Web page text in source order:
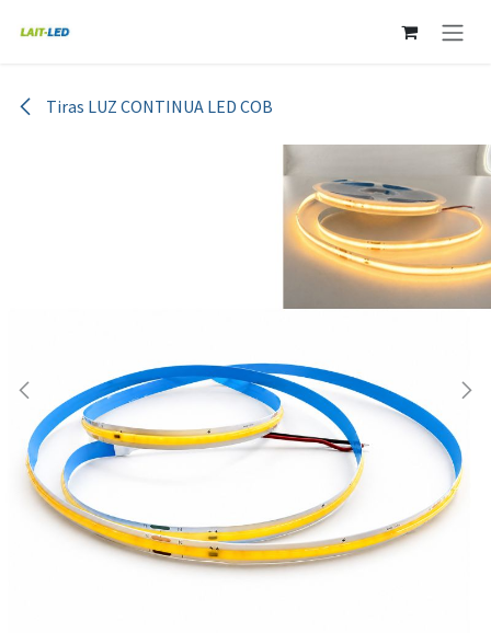
Tiras LUZ CONTINUA LED COB